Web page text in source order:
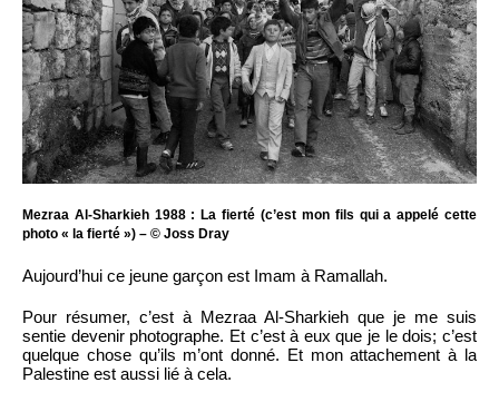
Mezraa Al-Sharkieh 1988 : La fierté (c’est mon fils qui a appelé cette
photo « la fierté ») – © Joss Dray
Aujourd’hui ce jeune garçon est Imam à Ramallah.
Pour résumer, c’est à Mezraa Al-Sharkieh que je me suis
sentie devenir photographe. Et c’est à eux que je le dois; c’est
quelque chose qu’ils m’ont donné. Et mon attachement à la
Palestine est aussi lié à cela.